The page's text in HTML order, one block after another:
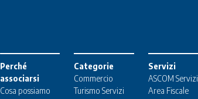
Perché
associarsi
Cosa possiamo
Categorie
Commercio
Turismo Servizi
Servizi
ASCOM Servizi
Area Fiscale